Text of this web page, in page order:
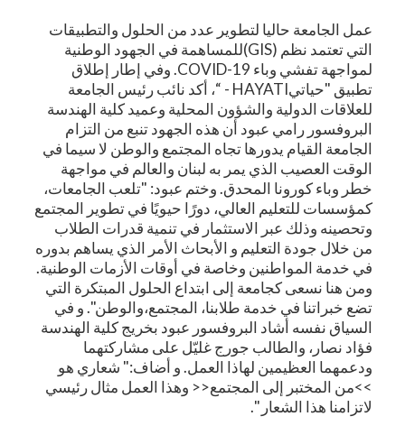
عمل الجامعة حاليا لتطوير عدد من الحلول والتطبيقات
التي تعتمد نظم (GIS)للمساهمة في الجهود الوطنية
لمواجهة تفشي وباء COVID-19. وفي إطار إطلاق
تطبيق "حياتيHAYATI - “، أكد نائب رئيس الجامعة
للعلاقات الدولية والشؤون المحلية وعميد كلية الهندسة
البروفسور رامي عبود أن هذه الجهود تنبع من التزام
الجامعة القيام يدورها تجاه المجتمع والوطن لا سيما في
الوقت العصيب الذي يمر به لبنان والعالم في مواجهة
خطر وباء كورونا المحدق. وختم عبود: "تلعب الجامعات،
كمؤسسات للتعليم العالي، دورًا حيويًا في تطوير المجتمع
وتحصينه وذلك عبر الاستثمار في تنمية قدرات الطلاب
من خلال جودة التعليم و الأبحاث الأمر الذي يساهم بدوره
في خدمة المواطنين وخاصة في أوقات الأزمات الوطنية.
ومن هنا نسعى كجامعة إلى ابتداع الحلول المبتكرة التي
تضع خبراتنا في خدمة طلابنا، المجتمع،والوطن". و في
السياق نفسه أشاد البروفسور عبود بخريج كلية الهندسة
فؤاد نصار، والطالب جورج غليّل على مشاركتهما
ودعمهما العظيمين لهاذا العمل. و أضاف:" شعاري هو
>>من المختبر إلى المجتمع<< وهذا العمل مثال رئيسي
لاتزامنا هذا الشعار ".